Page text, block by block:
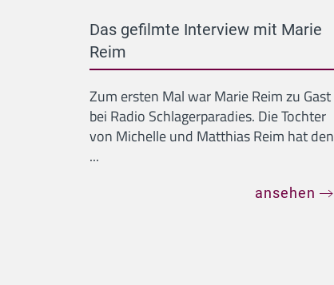
Das gefilmte Interview mit Marie
Reim
Zum ersten Mal war Marie Reim zu Gast
bei Radio Schlagerparadies. Die Tochter
von Michelle und Matthias Reim hat den
...
ansehen